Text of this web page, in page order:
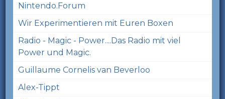
Nintendo.Forum
Wir Experimentieren mit Euren Boxen
Radio - Magic - Power....Das Radio mit viel
Power und Magic.
Guillaume Cornelis van Beverloo
Alex-Tippt